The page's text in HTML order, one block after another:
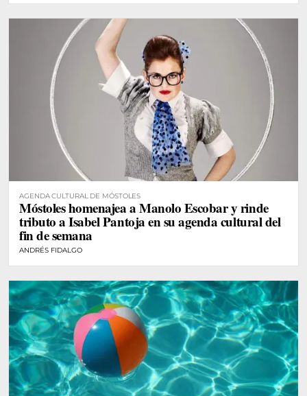
AGENDA CULTURAL DE MÓSTOLES
Móstoles homenajea a Manolo Escobar y rinde
tributo a Isabel Pantoja en su agenda cultural del
fin de semana
ANDRÉS FIDALGO